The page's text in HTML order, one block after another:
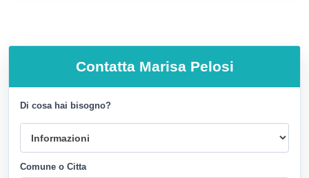
Contatta Marisa Pelosi
Di cosa hai bisogno?
Comune o Citta